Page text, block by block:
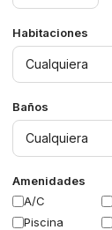
Habitaciones
Cualquiera
Baños
Cualquiera
Amenidades
A/C
Piscina